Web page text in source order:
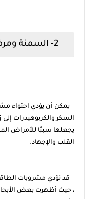
يمكن أن يؤدي احتواء
السكر والكربوهيدرات
يجعلها سببًا للأمراض
القلب والإجهاد.
، حيث أظهرت بعض